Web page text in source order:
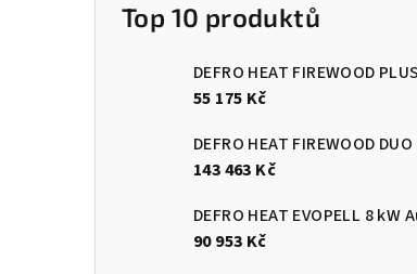
Top 10 produktů
55 175 Kč
143 463 Kč
90 953 Kč